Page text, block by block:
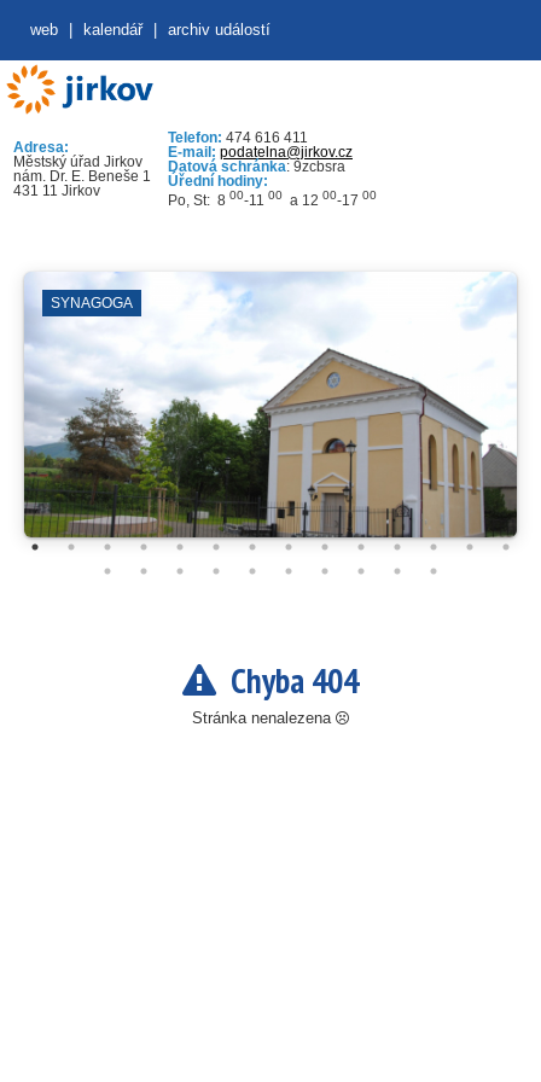
web kalendář archiv událostí
Adresa:
Městský úřad Jirkov
nám. Dr. E. Beneše 1
431 11 Jirkov
Telefon: 474 616 411
E-mail: podatelna@jirkov.cz
Datová schránka: 9zcbsra
Úřední hodiny:
Po, St: 8 00-11 00 a 12 00-17 00
SYNAGOGA
Chyba 404
Stránka nenalezena